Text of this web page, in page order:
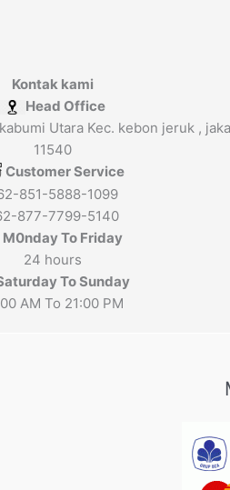
Kontak kami
Head Office
Utara Kec. kebon jeruk ,
11540
Customer Service
851-5888-1099
877-7799-5140
M0nday To Friday
24 hours
To Sunday
AM To 21:00 PM